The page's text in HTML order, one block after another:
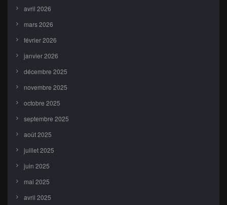
avril 2026
mars 2026
février 2026
janvier 2026
décembre 2025
novembre 2025
octobre 2025
septembre 2025
août 2025
juillet 2025
juin 2025
mai 2025
avril 2025